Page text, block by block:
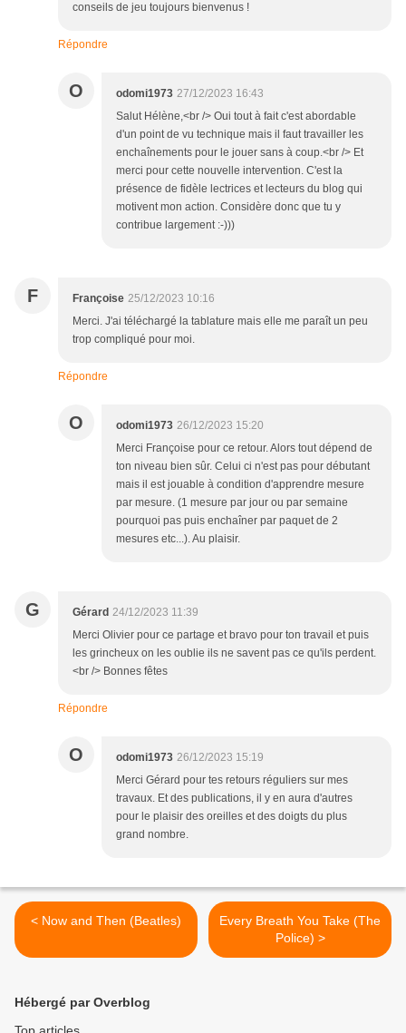
conseils de jeu toujours bienvenus !
Répondre
O odomi1973 27/12/2023 16:43
Salut Hélène,<br /> Oui tout à fait c'est abordable
d'un point de vu technique mais il faut travailler les
enchaînements pour le jouer sans à coup.<br /> Et
merci pour cette nouvelle intervention. C'est la
présence de fidèle lectrices et lecteurs du blog qui
motivent mon action. Considère donc que tu y
contribue largement :-)))
F Françoise 25/12/2023 10:16
Merci. J'ai téléchargé la tablature mais elle me paraît un peu
trop compliqué pour moi.
Répondre
O odomi1973 26/12/2023 15:20
Merci Françoise pour ce retour. Alors tout dépend de
ton niveau bien sûr. Celui ci n'est pas pour débutant
mais il est jouable à condition d'apprendre mesure
par mesure. (1 mesure par jour ou par semaine
pourquoi pas puis enchaîner par paquet de 2
mesures etc...). Au plaisir.
G Gérard 24/12/2023 11:39
Merci Olivier pour ce partage et bravo pour ton travail et puis
les grincheux on les oublie ils ne savent pas ce qu'ils perdent.
<br /> Bonnes fêtes
Répondre
O odomi1973 26/12/2023 15:19
Merci Gérard pour tes retours réguliers sur mes
travaux. Et des publications, il y en aura d'autres
pour le plaisir des oreilles et des doigts du plus
grand nombre.
< Now and Then (Beatles)
Every Breath You Take (The
Police) >
Hébergé par Overblog